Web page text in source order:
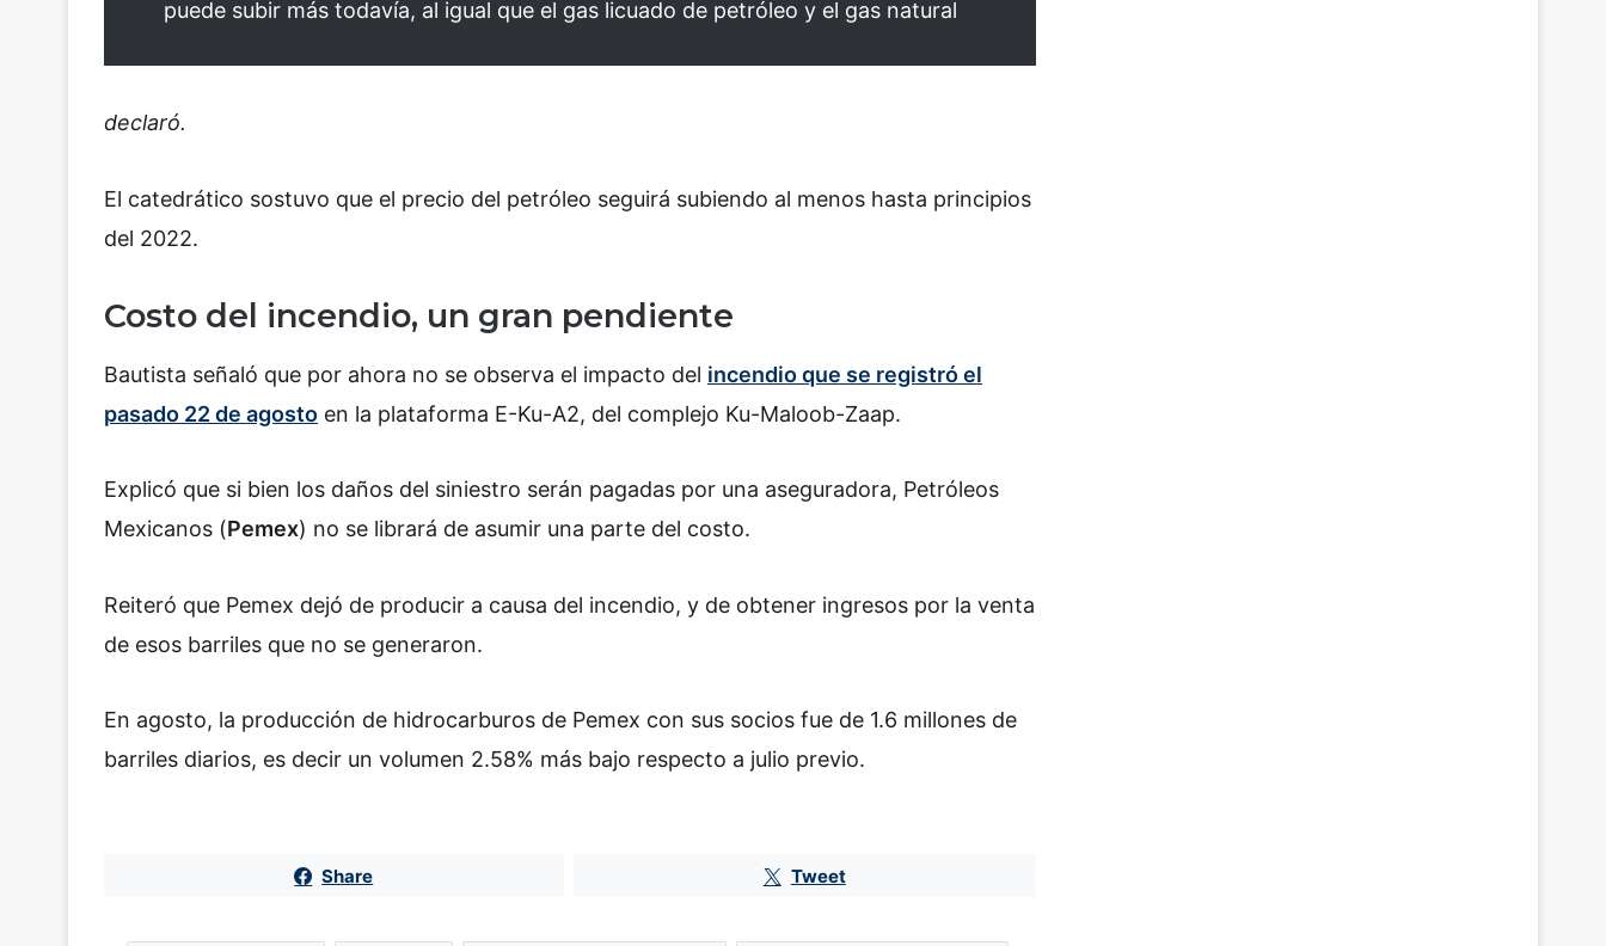
puede subir más todavía, al igual que el gas licuado de petróleo y el gas natural
declaró.
El catedrático sostuvo que el precio del petróleo seguirá subiendo al menos hasta principios
del 2022.
Costo del incendio, un gran pendiente
Bautista señaló que por ahora no se observa el impacto del incendio que se registró el
pasado 22 de agosto en la plataforma E-Ku-A2, del complejo Ku-Maloob-Zaap.
Explicó que si bien los daños del siniestro serán pagadas por una aseguradora, Petróleos
Mexicanos (Pemex) no se librará de asumir una parte del costo.
Reiteró que Pemex dejó de producir a causa del incendio, y de obtener ingresos por la venta
de esos barriles que no se generaron.
En agosto, la producción de hidrocarburos de Pemex con sus socios fue de 1.6 millones de
barriles diarios, es decir un volumen 2.58% más bajo respecto a julio previo.
Share Tweet
Sheinbaum firma decreto para